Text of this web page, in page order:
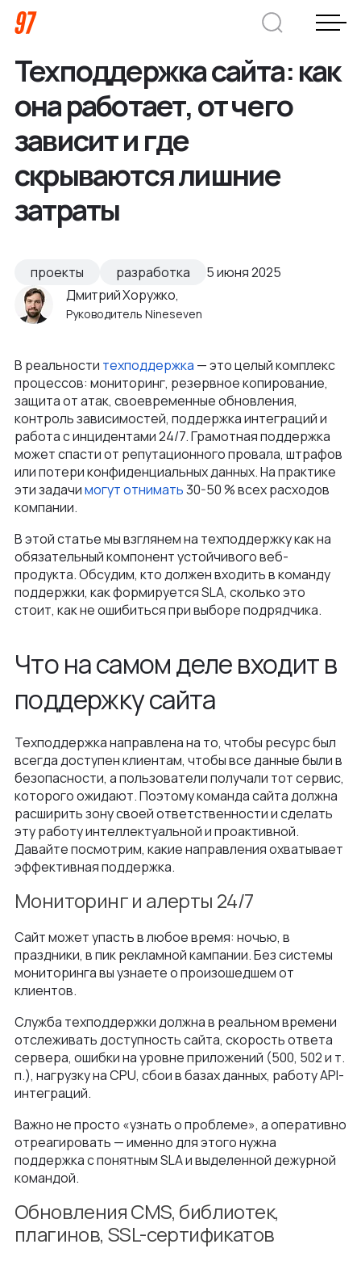
Дмитрий Хоружко
CEO Nineseven
Оставить заявку
Кейсы
Компания
О нас
Как мы ведем проекты
Новости
Политика конфиденциальности
Отзывы
Контакты
Услуги
Интеграции и омниканальность
Интеграция в вашу команду
UX\UI-дизайн и проектирование
Платформа e-commerce на Laravel
Разработка на 1С‑Битрикс
Разработка конфигураторов
Интернет-магазин для селлеров WB и Ozon
Отрасли
Автодилеры
Финансы
Ритейл
Телеком
Блог
Контакты
+375 (29) 32-78-146
info@nineseven.ru
Минск, Тимирязева 72/1
Москва, 2-я Тверская-Ямская 18, помещ.
7/2
Техподдержка сайта: как
она работает, от чего
зависит и где
скрываются лишние
затраты
проекты разработка
5 июня 2025
Дмитрий Хоружко,
Руководитель Nineseven
В реальности техподдержка — это целый комплекс
процессов: мониторинг, резервное копирование,
защита от атак, своевременные обновления,
контроль зависимостей, поддержка интеграций и
работа с инцидентами 24/7. Грамотная поддержка
может спасти от репутационного провала, штрафов
или потери конфиденциальных данных. На практике
эти задачимогут отнимать30-50 % всех расходов
компании.
В этой статье мы взглянем на техподдержку как на
обязательный компонент устойчивого веб-
продукта. Обсудим, кто должен входить в команду
поддержки, как формируется SLA, сколько это
стоит, как не ошибиться при выборе подрядчика.
Что на самом деле входит в
поддержку сайта
Техподдержка направлена на то, чтобы ресурс был
всегда доступен клиентам, чтобы все данные были в
безопасности, а пользователи получали тот сервис,
которого ожидают. Поэтому команда сайта должна
расширить зону своей ответственности и сделать
эту работу интеллектуальной и проактивной.
Давайте посмотрим, какие направления охватывает
эффективная поддержка.
Мониторинг и алерты 24/7
Сайт может упасть в любое время: ночью, в
праздники, в пик рекламной кампании. Без системы
мониторинга вы узнаете о произошедшем от
клиентов.
Служба техподдержки должна в реальном времени
отслеживать доступность сайта, скорость ответа
сервера, ошибки на уровне приложений (500, 502 и т.
п.), нагрузку на CPU, сбои в базах данных, работу API-
интеграций.
Важно не просто «узнать о проблеме», а оперативно
отреагировать — именно для этого нужна
поддержка с понятным SLA и выделенной дежурной
командой.
Обновления CMS, библиотек,
плагинов, SSL-сертификатов